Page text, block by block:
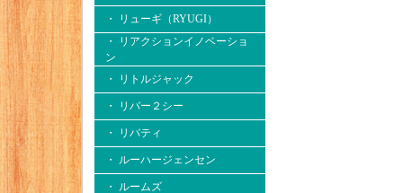
・ リューギ（RYUGI）
・ リアクションイノベーショ
ン
・ リトルジャック
・ リバー２シー
・ リバティ
・ ルーハージェンセン
・ ルームズ